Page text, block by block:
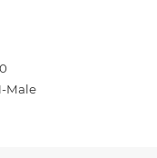
Male